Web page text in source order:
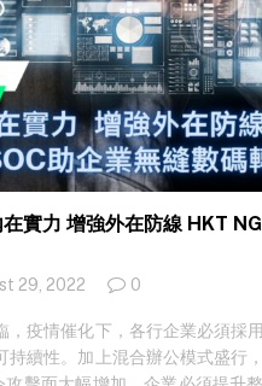
在實力 增強外在防線 HKT
29, 2022 0
，疫情催化下，各行企業必須採
持續性。加上混合辦公模式盛行